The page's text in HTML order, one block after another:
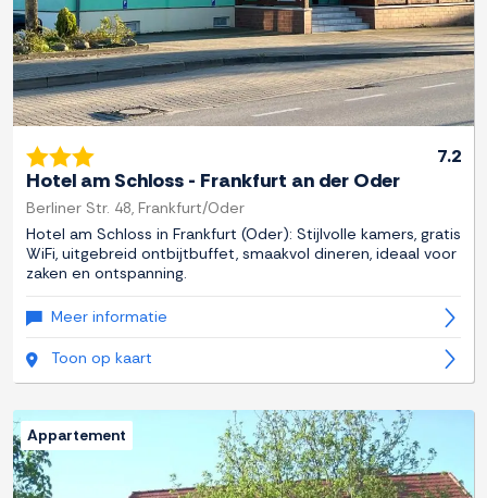
7.2
Hotel am Schloss - Frankfurt an der Oder
Berliner Str. 48, Frankfurt/Oder
Hotel am Schloss in Frankfurt (Oder): Stijlvolle kamers, gratis
WiFi, uitgebreid ontbijtbuffet, smaakvol dineren, ideaal voor
zaken en ontspanning.
Meer informatie
Toon op kaart
Appartement